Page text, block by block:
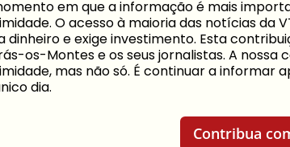
em que a informação é mais
O acesso à maioria das notícias da
dinheiro e exige investimento. Esta
os-Montes e os seus jornalistas. A
mas não só. É continuar a informar
dia.
Contribua